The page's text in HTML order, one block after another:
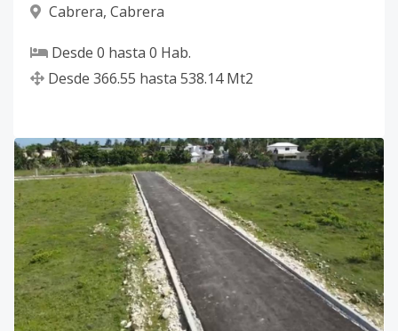
Cabrera, Cabrera
Desde 0 hasta 0 Hab.
Desde 366.55 hasta 538.14 Mt2